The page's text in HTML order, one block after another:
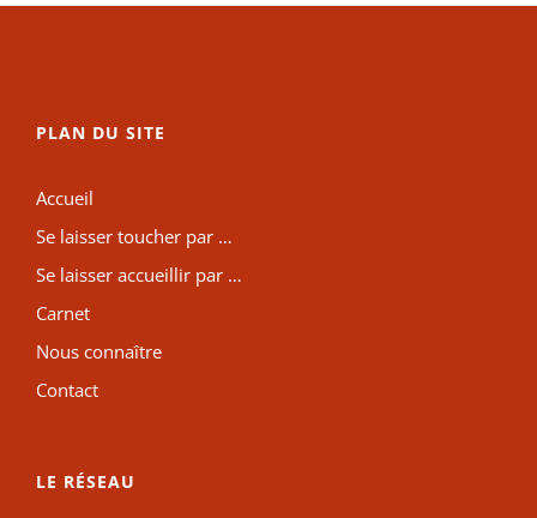
PLAN DU SITE
Accueil
Se laisser toucher par …
Se laisser accueillir par …
Carnet
Nous connaître
Contact
LE RÉSEAU